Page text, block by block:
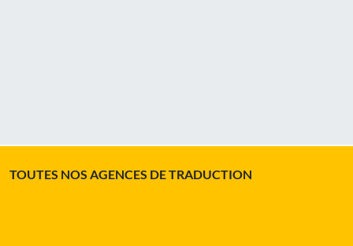
TOUTES NOS AGENCES DE TRADUCTION